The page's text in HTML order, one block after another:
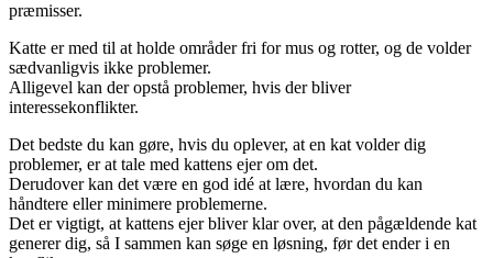
præmisser.
Katte er med til at holde områder fri for mus og rotter, og de volder
sædvanligvis ikke problemer.
Alligevel kan der opstå problemer, hvis der bliver
interessekonflikter.
Det bedste du kan gøre, hvis du oplever, at en kat volder dig
problemer, er at tale med kattens ejer om det.
Derudover kan det være en god idé at lære, hvordan du kan
håndtere eller minimere problemerne.
Det er vigtigt, at kattens ejer bliver klar over, at den pågældende kat
generer dig, så I sammen kan søge en løsning, før det ender i en